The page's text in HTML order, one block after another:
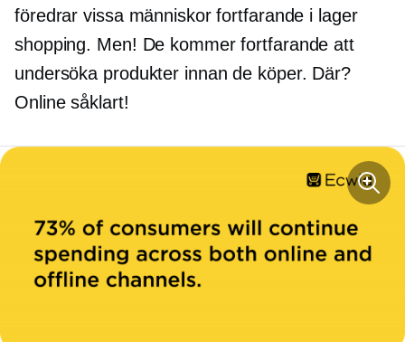
föredrar vissa människor fortfarande i lager
shopping. Men! De kommer fortfarande att
undersöka produkter innan de köper. Där?
Online såklart!